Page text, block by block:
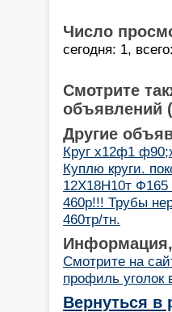
Число
сегодня: 1,
Смотрите
объявлений
Другие
Круг х12ф1
Куплю круги.
12Х18Н10т Ф165
460р!!! Трубы
460тр/тн.
Смотрите на
профиль уголок
Вернуться в